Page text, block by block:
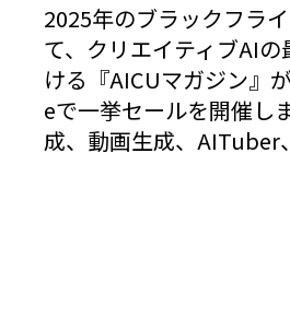
2025年のブラックフラ
て、クリエイティブAI
ける『AICUマガジン』
eで一挙セールを開催し
成、動画生成、AITuber